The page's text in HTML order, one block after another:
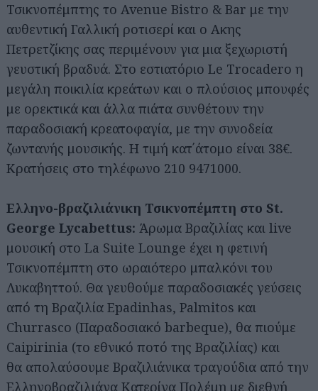
Τσικνοπέμπτης το Avenue Bistro & Bar με την
αυθεντική Γαλλική ροτισερί και ο Ακης
Πετρετζίκης σας περιμένουν για μια ξεχωριστή
γευστική βραδυά. Στο εστιατόριο Le Trocadero η
μεγάλη ποικιλία κρεάτων και ο πλούσιος μπουφές
με ορεκτικά και άλλα πιάτα συνθέτουν την
παραδοσιακή κρεατοφαγία, με την συνοδεία
ζωντανής μουσικής. Η τιμή κατ΄άτομο είναι 38€.
Κρατήσεις στο τηλέφωνο 210 9471000.
Ελληνο-βραζιλιάνικη Τσικνοπέμπτη στο St.
George Lycabettus: Άρωμα Βραζιλίας και live
μουσική στο La Suite Lounge έχει η φετινή
Τσικνοπέμπτη στο ωραιότερο μπαλκόνι του
Λυκαβηττού. Θα γευθούμε παραδοσιακές γεύσεις
από τη Βραζιλία Epadinhas, Palmitos και
Churrasco (Παραδοσιακό barbeque), θα πιούμε
Caipirinia (το εθνικό ποτό της Βραζιλίας) και
θα απολαύσουμε Βραζιλιάνικα τραγούδια από την
Ελληνοβραζιλιάνα Κατερίνα Πολέμη με διεθνή